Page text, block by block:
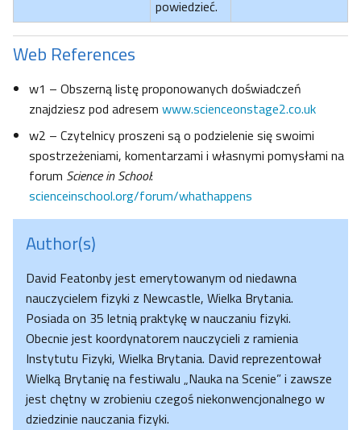
powiedzieć.
Web References
w1 – Obszerną listę proponowanych doświadczeń
znajdziesz pod adresem www.scienceonstage2.co.uk
w2 – Czytelnicy proszeni są o podzielenie się swoimi
spostrzeżeniami, komentarzami i własnymi pomysłami na
forum Science in School:
scienceinschool.org/forum/whathappens
Author(s)
David Featonby jest emerytowanym od niedawna
nauczycielem fizyki z Newcastle, Wielka Brytania.
Posiada on 35 letnią praktykę w nauczaniu fizyki.
Obecnie jest koordynatorem nauczycieli z ramienia
Instytutu Fizyki, Wielka Brytania. David reprezentował
Wielką Brytanię na festiwalu „Nauka na Scenie” i zawsze
jest chętny w zrobieniu czegoś niekonwencjonalnego w
dziedzinie nauczania fizyki.